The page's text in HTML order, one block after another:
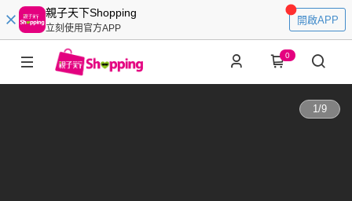
親子天下Shopping
立刻使用官方APP
開啟APP
0
1/9